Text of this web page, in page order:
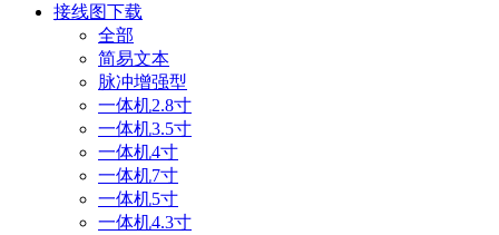
接线图下载
全部
简易文本
脉冲增强型
一体机2.8寸
一体机3.5寸
一体机4寸
一体机7寸
一体机5寸
一体机4.3寸